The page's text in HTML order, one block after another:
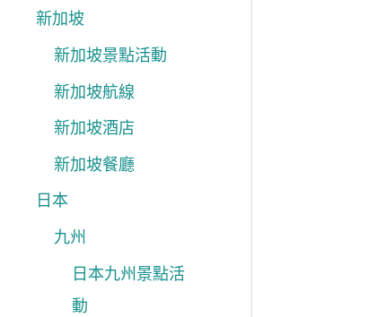
新加坡
新加坡景點活動
新加坡航線
新加坡酒店
新加坡餐廳
日本
九州
日本九州景點活
動